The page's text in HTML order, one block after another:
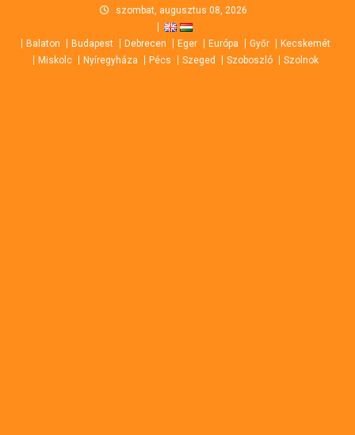
content
szombat, augusztus 08, 2026
Balaton Budapest Debrecen Eger Európa Győr
Kecskemét
Miskolc
Nyíregyháza Pécs Szeged Szoboszló Szolnok